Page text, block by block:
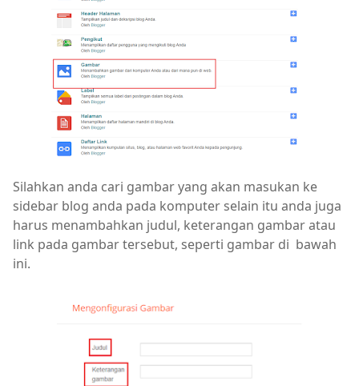
Silahkan anda cari gambar yang akan masukan ke
sidebar blog anda pada komputer selain itu anda juga
harus menambahkan judul, keterangan gambar atau
link pada gambar tersebut, seperti gambar di bawah
ini.